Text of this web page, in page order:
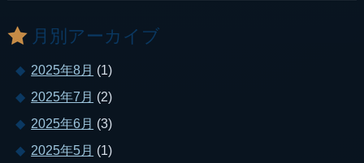
月別アーカイブ
2025年8月 (1)
2025年7月 (2)
2025年6月 (3)
2025年5月 (1)